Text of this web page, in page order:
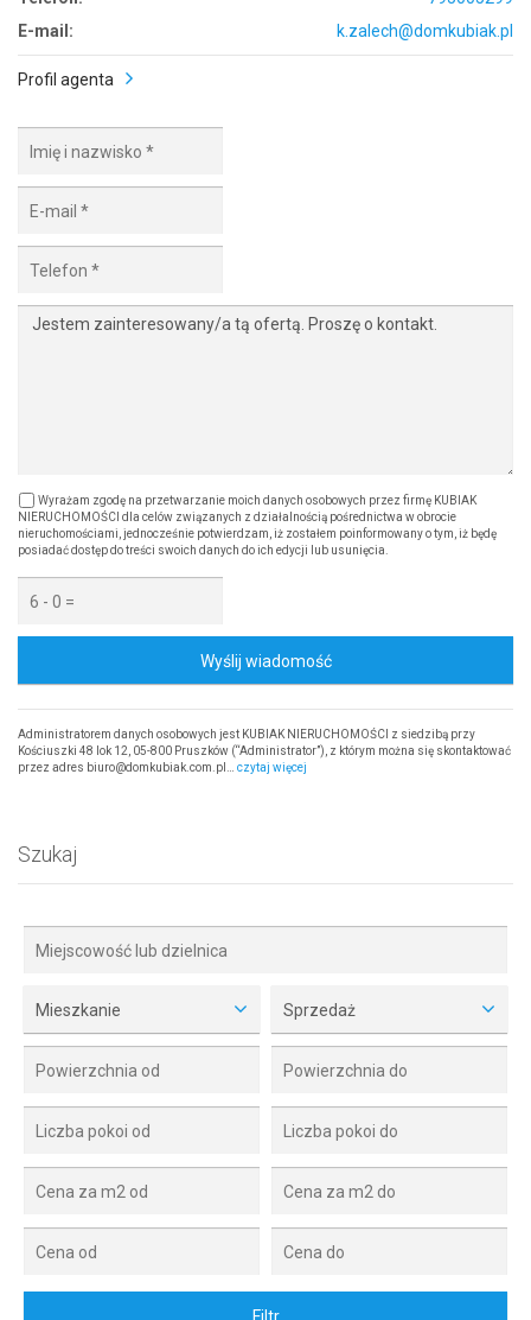
E-mail:
k.zalech@domkubiak.pl
Profil agenta
Wyrażam zgodę na przetwarzanie moich danych osobowych przez firmę KUBIAK
NIERUCHOMOŚCI dla celów związanych z działalnością pośrednictwa w obrocie
nieruchomościami, jednocześnie potwierdzam, iż zostałem poinformowany o tym, iż będę
posiadać dostęp do treści swoich danych do ich edycji lub usunięcia.
Wyślij wiadomość
Administratorem danych osobowych jest KUBIAK NIERUCHOMOŚCI z siedzibą przy
Kościuszki 48 lok 12, 05-800 Pruszków (“Administrator”), z którym można się skontaktować
przez adres biuro@domkubiak.com.pl… czytaj więcej
Szukaj
Mieszkanie Sprzedaż